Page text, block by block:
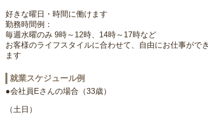
好きな曜日・時間に働けます
勤務時間例：
毎週水曜のみ 9時～12時、14時～17時など
お客様のライフスタイルに合わせて、自由にお仕事ができ
ます
就業スケジュール例
●会社員Eさんの場合（33歳）
（土日）